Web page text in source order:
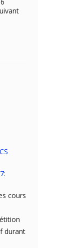
cours
durant